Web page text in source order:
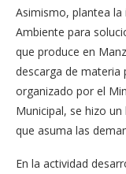
Asimismo, plantea
Ambiente para
que produce en
descarga de materia
organizado por el
Municipal, se hizo
que asuma las
En la actividad